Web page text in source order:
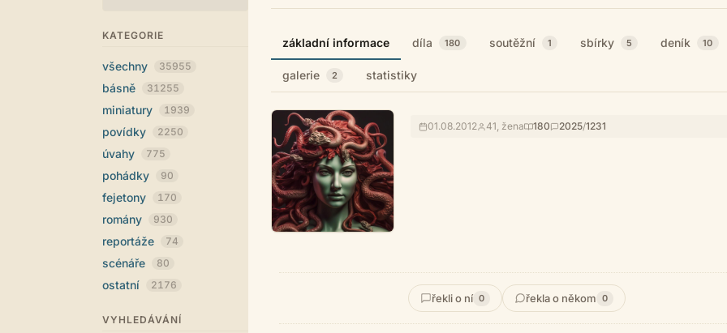
KATEGORIE
všechny 35955
básně 31255
miniatury 1939
povídky 2250
úvahy 775
pohádky 90
fejetony 170
romány 930
reportáže 74
scénáře 80
ostatní 2176
VYHLEDÁVÁNÍ
základní informace díla 180 soutěžní 1 sbírky 5 deník 10
galerie 2 statistiky
01.08.2012 41, žena 180 2025/1231
řekli o ní 0 řekla o někom 0